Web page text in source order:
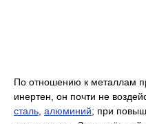
По отношению к металлам
инертен, он почти не
сталь алюминий; при